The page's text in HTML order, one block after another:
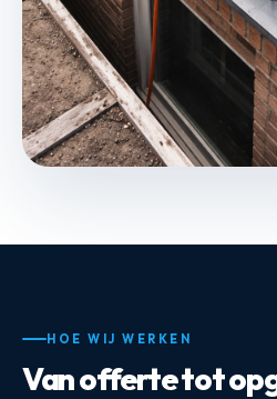
HOE WIJ WERKEN
Van offerte tot